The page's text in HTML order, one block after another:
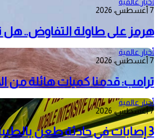
أخبار عالمية
7 أغسطس، 2026
هرمز على طاولة التفاوض.. هل
أخبار عالمية
7 أغسطس، 2026
ترامب: قدمنا كميات هائلة من
أخبار عالمية
7 أغسطس، 2026
3 إصابات في حادثة طعن بالطيبة داخل أراضي الـ48